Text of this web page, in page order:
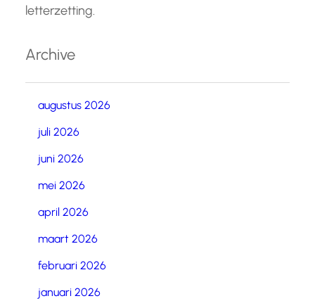
letterzetting.
Archive
augustus 2026
juli 2026
juni 2026
mei 2026
april 2026
maart 2026
februari 2026
januari 2026